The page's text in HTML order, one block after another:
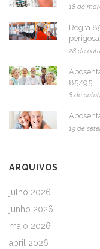
18 de
Regra
28 de
85/95
8 de
19 de
ARQUIVOS
julho 2026
junho 2026
maio 2026
abril 2026